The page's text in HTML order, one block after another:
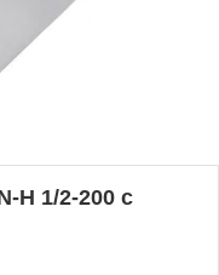
H 1/2-200 с